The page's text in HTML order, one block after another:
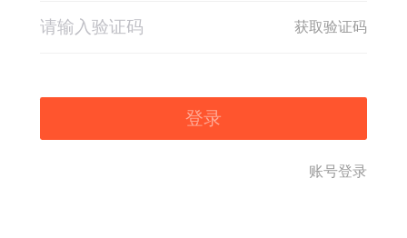
获取验证码
登录
账号登录